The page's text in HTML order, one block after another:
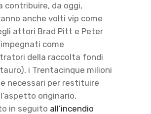
contribuire, da oggi,
anche volti vip come
attori Brad Pitt e Peter
come
della raccolta fondi
i Trentacinque milioni
necessari per restituire
l’aspetto originario,
in seguito all’incendio